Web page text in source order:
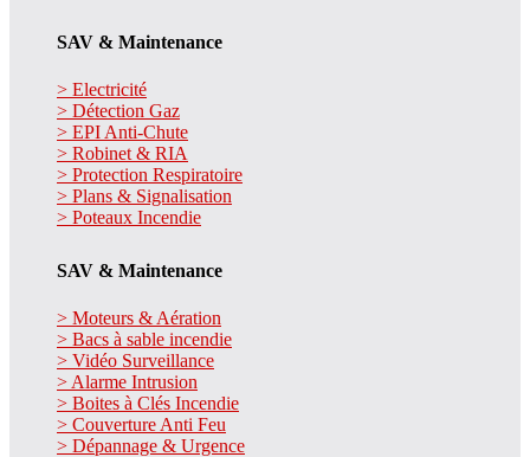
SAV & Maintenance
> Electricité
> Détection Gaz
> EPI Anti-Chute
> Robinet & RIA
> Protection Respiratoire
> Plans & Signalisation
> Poteaux Incendie
SAV & Maintenance
> Moteurs & Aération
> Bacs à sable incendie
> Vidéo Surveillance
> Alarme Intrusion
> Boites à Clés Incendie
> Couverture Anti Feu
> Dépannage & Urgence